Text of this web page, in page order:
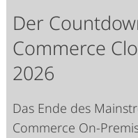
Der
Commerce
2026
Das Ende des
Commerce On-